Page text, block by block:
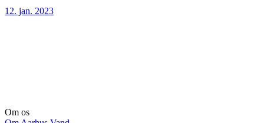
12. jan. 2023
Om os